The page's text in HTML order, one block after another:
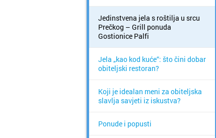
Jedinstvena jela s roštilja u srcu
Prečkog – Grill ponuda
Gostionice Palfi
Jela „kao kod kuće“: što čini dobar
obiteljski restoran?
Koji je idealan meni za obiteljska
slavlja savjeti iz iskustva?
Ponude i popusti